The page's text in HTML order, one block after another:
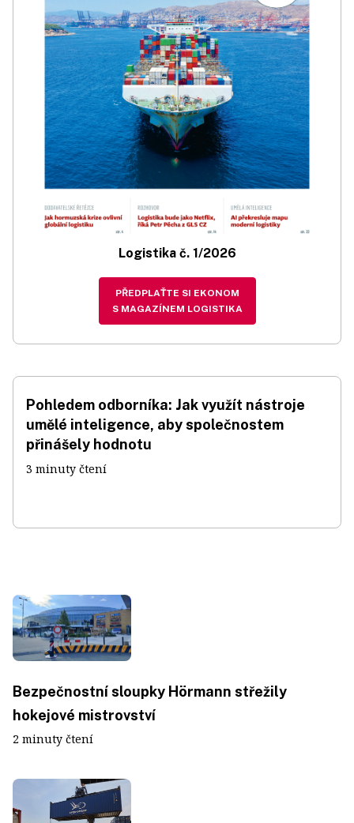
Logistika č. 1/2026
PŘEDPLAŤTE SI EKONOM
S MAGAZÍNEM LOGISTIKA
Pohledem odborníka: Jak využít nástroje
umělé inteligence, aby společnostem
přinášely hodnotu
3 minuty čtení
Bezpečnostní sloupky Hörmann střežily
hokejové mistrovství
2 minuty čtení